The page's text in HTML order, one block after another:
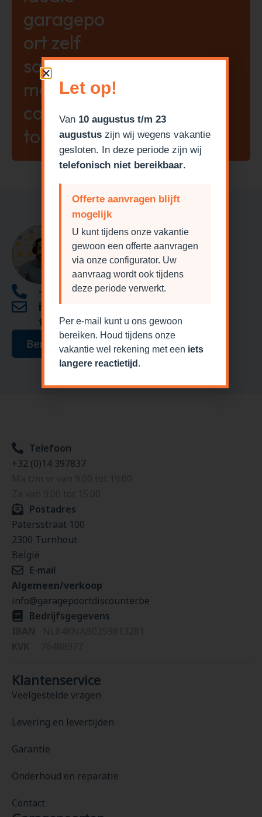
garagepo
ort zelf
samen
met onze
configura
tor!
Heeft u een vraag?
+32 (0)14 397837
info@garagepoortdiscoun
ter.be
Bericht sturen
Telefoon
+32 (0)14 397837
Postadres
Patersstraat 100
2300 Turnhout
België
E-mail
Algemeen/verkoop
info@garagepoortdiscounter.be
Bedrijfsgegevens
Klantenservice
Veelgestelde vragen
Levering en levertijden
Garantie
Onderhoud en reparatie
Contact
Let op!
Van 10 augustus t/m 23
augustus zijn wij wegens vakantie
gesloten. In deze periode zijn wij
telefonisch niet bereikbaar.
Offerte aanvragen blijft
mogelijk
U kunt tijdens onze vakantie
gewoon een offerte aanvragen
via onze configurator. Uw
aanvraag wordt ook tijdens
deze periode verwerkt.
Per e-mail kunt u ons gewoon
bereiken. Houd tijdens onze
vakantie wel rekening met een iets
langere reactietijd .